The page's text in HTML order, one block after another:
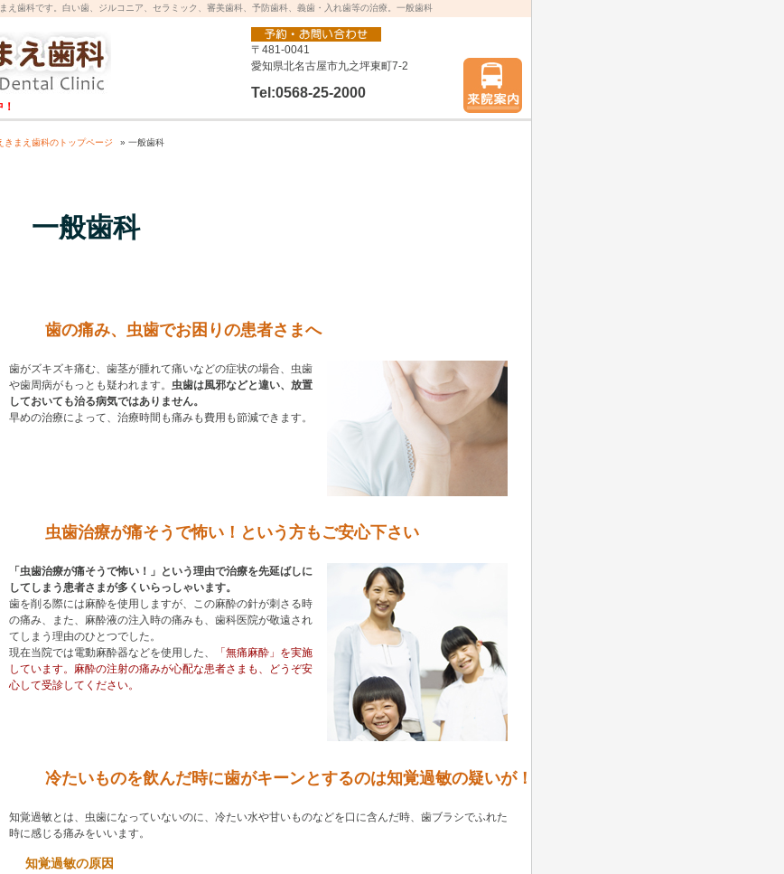
え歯科です。白い歯、ジルコニア、セラミック、審美歯科、予防歯科、義歯・入れ歯等の治療。一般歯科
〒481-0041
愛知県北名古屋市九之坪東町7-2
Tel:0568-25-2000
きまえ歯科のトップページ » 一般歯科
一般歯科
歯の痛み、虫歯でお困りの患者さまへ
歯がズキズキ痛む、歯茎が腫れて痛いなどの症状の場合、虫歯
や歯周病がもっとも疑われます。 虫歯は風邪などと違い、放置
しておいても治る病気ではありません。
早めの治療によって、治療時間も痛みも費用も節減できます。
虫歯治療が痛そうで怖い！という方もご安心下さい
「虫歯治療が痛そうで怖い！」という理由で治療を先延ばしに
してしまう患者さまが多くいらっしゃいます。
歯を削る際には麻酔を使用しますが、この麻酔の針が刺さる時
の痛み、また、麻酔液の注入時の痛みも、歯科医院が敬遠され
てしまう理由のひとつでした。
現在当院では電動麻酔器などを使用した、
「無痛麻酔」を実施
しています。麻酔の注射の痛みが心配な患者さまも、どうぞ安
心して受診してください。
冷たいものを飲んだ時に歯がキーンとするのは知覚過敏の疑いが！
知覚過敏とは、虫歯になっていないのに、冷たい水や甘いものなどを口に含んだ時、歯ブラシでふれた
時に感じる痛みをいいます。
知覚過敏の原因